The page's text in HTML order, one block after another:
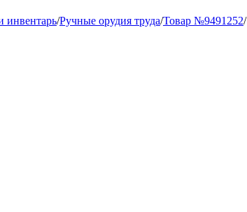
инвентарь/Ручные орудия труда/Товар №9491252/